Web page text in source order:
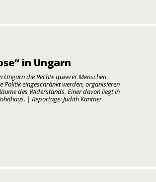
in Ungarn
Ungarn die Rechte queerer Menschen
Politik eingeschränkt werden, organisieren
des Widerstands. Einer davon liegt in
| Reportage: Judith Kantner